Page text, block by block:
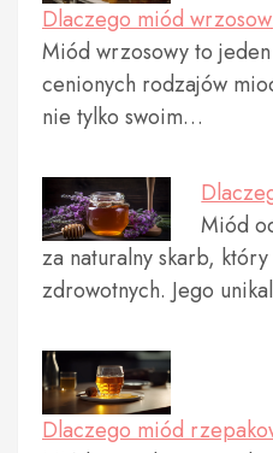
Dlaczego miód
Miód wrzosowy to
cenionych rodzajów
nie tylko swoim…
Miód
za naturalny skarb,
zdrowotnych. Jego
Dlaczego miód